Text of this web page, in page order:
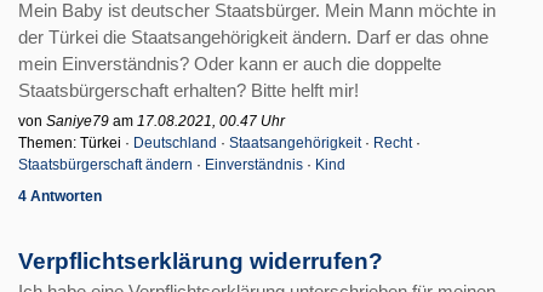
Mein Baby ist deutscher Staatsbürger. Mein Mann möchte in
der Türkei die Staatsangehörigkeit ändern. Darf er das ohne
mein Einverständnis? Oder kann er auch die doppelte
Staatsbürgerschaft erhalten? Bitte helft mir!
von Saniye79 am 17.08.2021, 00.47 Uhr
Themen: Türkei · Deutschland · Staatsangehörigkeit· Recht·
Staatsbürgerschaft ändern · Einverständnis · Kind
4 Antworten
Verpflichtserklärung widerrufen?